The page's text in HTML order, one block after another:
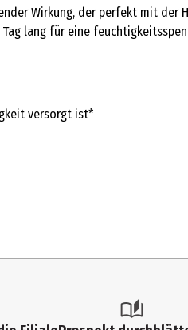
Wirkung, der perfekt mit
lang für eine
versorgt ist*